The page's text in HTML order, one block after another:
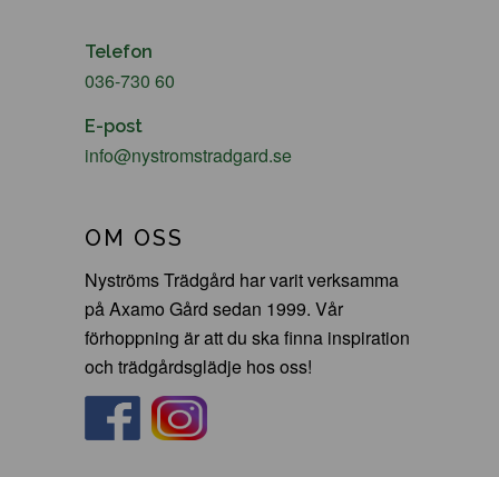
Telefon
036-730 60
E-post
info@nystromstradgard.se
OM OSS
Nyströms Trädgård har varit verksamma
på Axamo Gård sedan 1999. Vår
förhoppning är att du ska finna inspiration
och trädgårdsglädje hos oss!